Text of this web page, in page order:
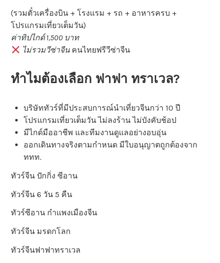
(รวมตั๋วเครื่องบิน + โรงแรม + รถ + อาหารครบ +
โปรแกรมเที่ยวเต็มวัน)
ค่าทิปไกด์ 1,500 บาท
ไม่รวมวีซ่าจีนคนไทยฟรีวีซ่าจีน
ทำไมต้องเลือก ฟาฟา ทราเวล?
บริษัททัวร์ที่มีประสบการณ์นำเที่ยวจีนกว่า 10 ปี
โปรแกรมเที่ยวเต็มวัน ไม่ลงร้าน ไม่บังคับช้อป
มีไกด์มืออาชีพ และทีมงานดูแลอย่างอบอุ่น
ออกเดินทางจริงตามกำหนด มีใบอนุญาตถูกต้องจาก
ททท.
ทัวร์จีน ปักกิ่ง ซีอาน
ทัวร์จีน 6 วัน 5 คืน
ทัวร์ซีอาน กำแพงเมืองจีน
ทัวร์จีน มรดกโลก
ทัวร์จีนฟาฟาทราเวล